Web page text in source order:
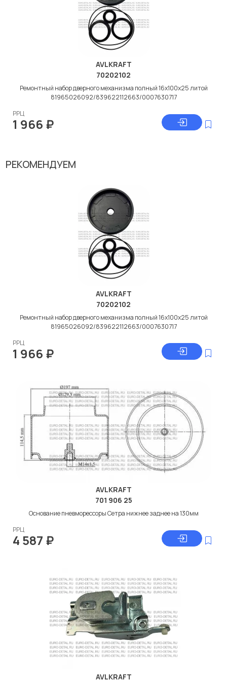
AVLKRAFT
70202102
Ремонтный набор дверного механизма полный 16x100x25 литой
81965026092/839622112663/0007630717
РРЦ
1 966 ₽
РЕКОМЕНДУЕМ
AVLKRAFT
70202102
Ремонтный набор дверного механизма полный 16x100x25 литой
81965026092/839622112663/0007630717
РРЦ
1 966 ₽
AVLKRAFT
701 906 25
Основание пневморессоры Сетра нижнее заднее на 130мм
РРЦ
4 587 ₽
AVLKRAFT